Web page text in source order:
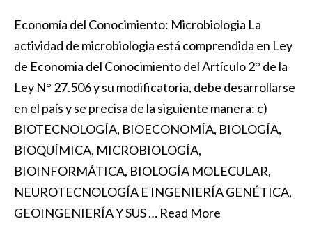
Economía del Conocimiento: Microbiologia La
actividad de microbiologia está comprendida en Ley
de Economia del Conocimiento del Artículo 2° de la
Ley N° 27.506 y su modificatoria, debe desarrollarse
en el país y se precisa de la siguiente manera: c)
BIOTECNOLOGÍA, BIOECONOMÍA, BIOLOGÍA,
BIOQUÍMICA, MICROBIOLOGÍA,
BIOINFORMÁTICA, BIOLOGÍA MOLECULAR,
NEUROTECNOLOGÍA E INGENIERÍA GENÉTICA,
GEOINGENIERÍA Y SUS … Read More